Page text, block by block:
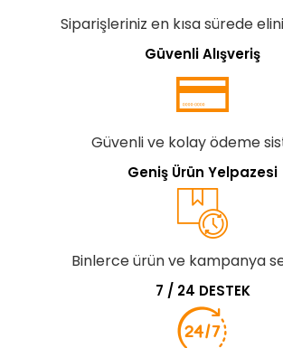
Siparişleriniz en kısa sürede
Güvenli Alışveriş
Güvenli ve kolay ödeme
Geniş Ürün Yelpazesi
Binlerce ürün ve kampanya
7 / 24 DESTEK